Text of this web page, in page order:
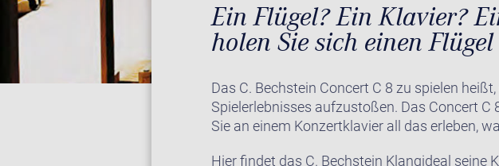
Ein Flügel? Ein Klavier?
holen Sie sich einen
Das C. Bechstein Concert C 8 zu spielen
Spielerlebnisses aufzustoßen. Das Concert
Sie an einem Konzertklavier all das erleben,
Hier findet das C. Bechstein Klangideal seine